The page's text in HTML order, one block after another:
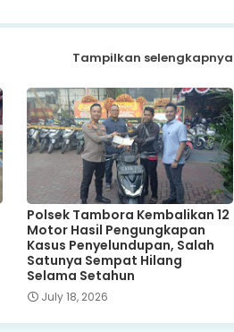
Tampilkan selengkapnya
Polsek Tambora Kembalikan 12
Motor Hasil Pengungkapan
Kasus Penyelundupan, Salah
Satunya Sempat Hilang
Selama Setahun
July 18, 2026